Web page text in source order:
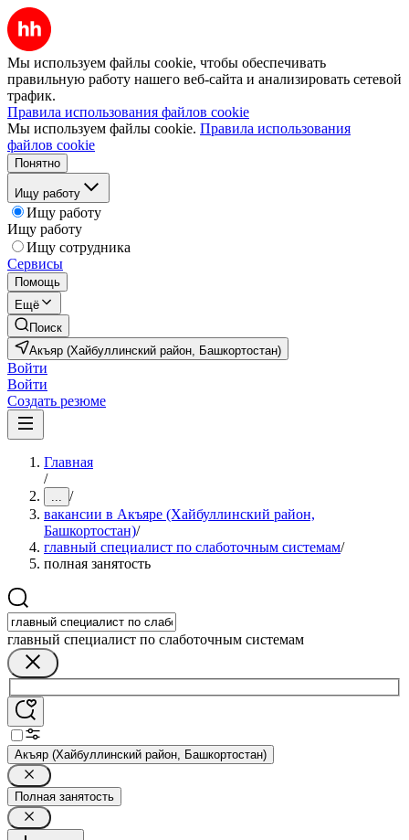
Мы используем файлы cookie, чтобы обеспечивать
правильную работу нашего веб-сайта и анализировать сетевой
трафик.
Правила использования файлов cookie
Мы используем файлы cookie. Правила использования
файлов cookie
Понятно
Ищу работу
Ищу работу
Ищу работу
Ищу сотрудника
Сервисы
Помощь
Ещё
Поиск
Акъяр (Хайбуллинский район, Башкортостан)
Войти
Войти
Создать резюме
Главная
/
... /
вакансии в Акъяре (Хайбуллинский район,
Башкортостан)/
главный специалист по слаботочным системам/
полная занятость
главный специалист по слаботочным системам
Акъяр (Хайбуллинский район, Башкортостан)
Полная занятость